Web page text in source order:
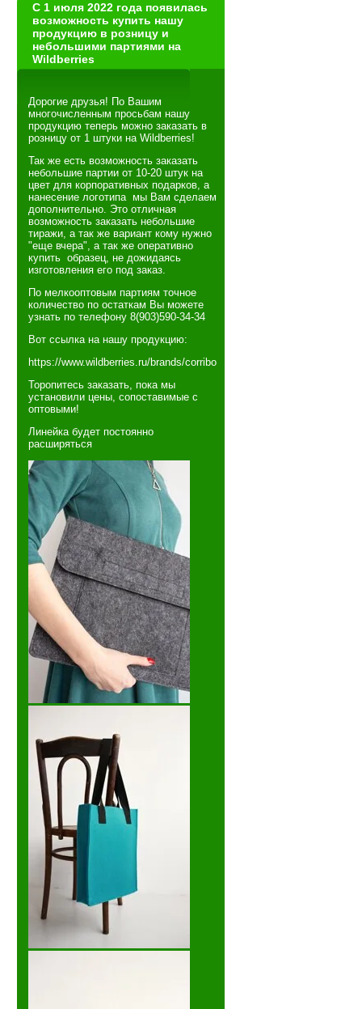
С 1 июля 2022 года появилась
возможность купить нашу
продукцию в розницу и
небольшими партиями на
Wildberries
Дорогие друзья! По Вашим
многочисленным просьбам нашу
продукцию теперь можно заказать в
розницу от 1 штуки на Wildberries!
Так же есть возможность заказать
небольшие партии от 10-20 штук на
цвет для корпоративных подарков, а
нанесение логотипа мы Вам сделаем
дополнительно. Это отличная
возможность заказать небольшие
тиражи, а так же вариант кому нужно
"еще вчера", а так же оперативно
купить образец, не дожидаясь
изготовления его под заказ.
По мелкооптовым партиям точное
количество по остаткам Вы можете
узнать по телефону 8(903)590-34-34
Вот ссылка на нашу продукцию:
https://www.wildberries.ru/brands/corribo
Торопитесь заказать, пока мы
установили цены, сопоставимые с
оптовыми!
Линейка будет постоянно
расширяться